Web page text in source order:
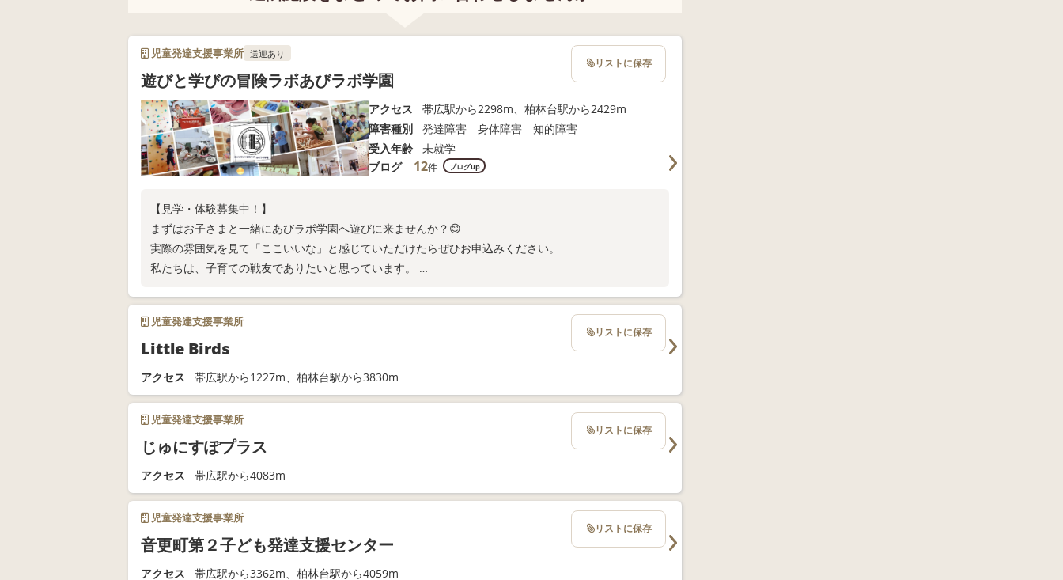
児童発達支援事業所 送迎あり
遊びと学びの冒険ラボあびラボ学園
アクセス
帯広駅から2298m、柏林台駅から2429m
障害種別
発達障害 身体障害 知的障害
受入年齢
未就学
ブログ
12件 ブログup
【見学・体験募集中！】
まずはお子さまと一緒にあびラボ学園へ遊びに来ませんか？😊
実際の雰囲気を見て「ここいいな」と感じていただけたらぜひお申込みください。
私たちは、子育ての戦友でありたいと思っています。
リストに保存
児童発達支援事業所
Little Birds
アクセス 帯広駅から1227m、柏林台駅から3830m
リストに保存
児童発達支援事業所
じゅにすぽプラス
アクセス 帯広駅から4083m
リストに保存
児童発達支援事業所
音更町第２子ども発達支援センター
アクセス 帯広駅から3362m、柏林台駅から4059m
リストに保存